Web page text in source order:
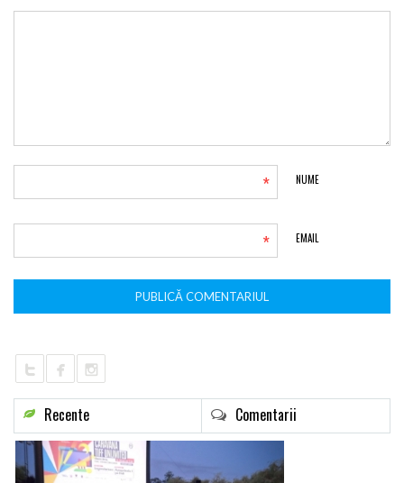
NUME
*
EMAIL
*
Recente Comentarii